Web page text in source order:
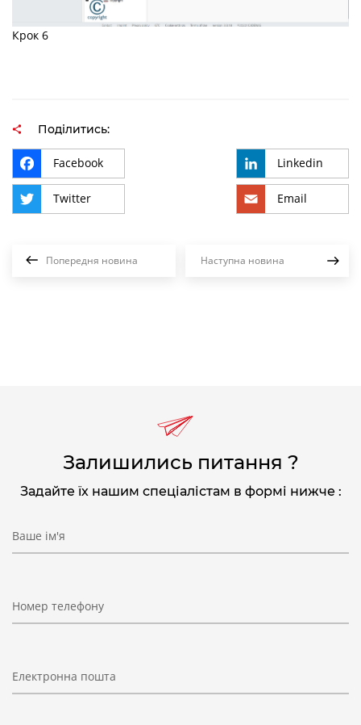
Крок 6
Поділитись:
Facebook
Twitter
Linkedin
Email
Попередня новина Наступна новина
Залишились питання ?
Задайте їх нашим спеціалістам в формі нижче :
Ваше ім'я
Номер телефону
Електронна пошта